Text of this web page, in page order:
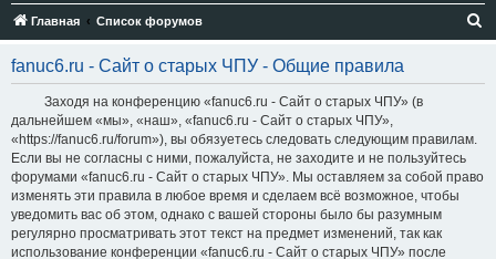
Главная Список форумов
fanuc6.ru - Сайт о старых ЧПУ - Общие правила
Заходя на конференцию «fanuc6.ru - Сайт о старых ЧПУ» (в
дальнейшем «мы», «наш», «fanuc6.ru - Сайт о старых ЧПУ»,
«https://fanuc6.ru/forum»), вы обязуетесь следовать следующим правилам.
Если вы не согласны с ними, пожалуйста, не заходите и не пользуйтесь
форумами «fanuc6.ru - Сайт о старых ЧПУ». Мы оставляем за собой право
изменять эти правила в любое время и сделаем всё возможное, чтобы
уведомить вас об этом, однако с вашей стороны было бы разумным
регулярно просматривать этот текст на предмет изменений, так как
использование конференции «fanuc6.ru - Сайт о старых ЧПУ» после